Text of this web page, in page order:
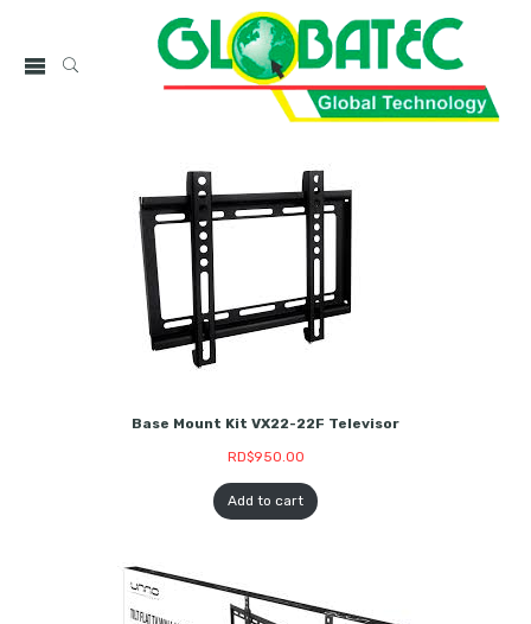
Base Mount Kit VX22-22F Televisor
RD$950.00
Add to cart